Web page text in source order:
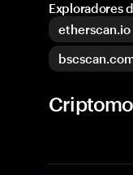
Exploradores
etherscan.io